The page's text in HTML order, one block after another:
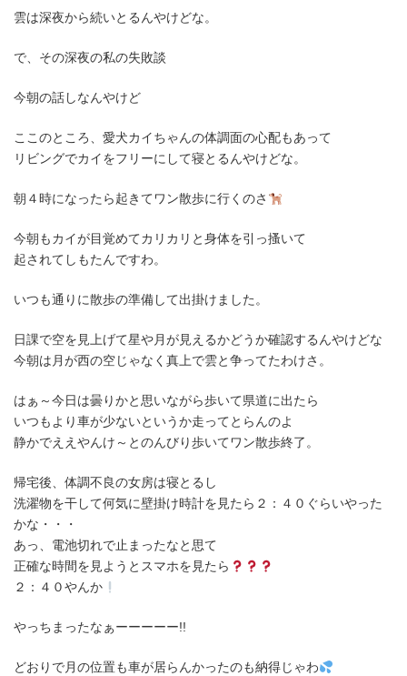
雲は深夜から続いとるんやけどな。
で、その深夜の私の失敗談
今朝の話しなんやけど
ここのところ、愛犬カイちゃんの体調面の心配もあって
リビングでカイをフリーにして寝とるんやけどな。
朝４時になったら起きてワン散歩に行くのさ
今朝もカイが目覚めてカリカリと身体を引っ搔いて
起されてしもたんですわ。
いつも通りに散歩の準備して出掛けました。
日課で空を見上げて星や月が見えるかどうか確認するんやけどな
今朝は月が西の空じゃなく真上で雲と争ってたわけさ。
はぁ～今日は曇りかと思いながら歩いて県道に出たら
いつもより車が少ないというか走ってとらんのよ
静かでええやんけ～とのんびり歩いてワン散歩終了。
帰宅後、体調不良の女房は寝とるし
洗濯物を干して何気に壁掛け時計を見たら２：４０ぐらいやった
かな・・・
あっ、電池切れで止まったなと思て
正確な時間を見ようとスマホを見たら
２：４０やんか
やっちまったなぁーーーーー!!
どおりで月の位置も車が居らんかったのも納得じゃわ